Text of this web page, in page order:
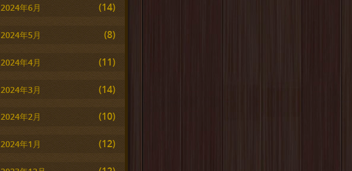
2024年6月 (14)
2024年5月 (8)
2024年4月 (11)
2024年3月 (14)
2024年2月 (10)
2024年1月 (12)